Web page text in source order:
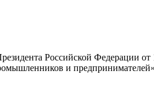
Российской Федерации от
и